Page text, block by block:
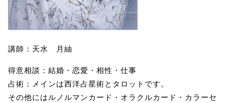
講師：天水 月紬
得意相談：結婚・恋愛・相性・仕事
占術：メインは西洋占星術とタロットです。
その他にはルノルマンカード・オラクルカード・カラーセ